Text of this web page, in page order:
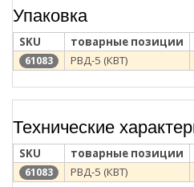
Упаковка
SKU товарные позиции
61083 РВД-5 (КВТ)
Технические
SKU товарные позиции
61083 РВД-5 (КВТ)